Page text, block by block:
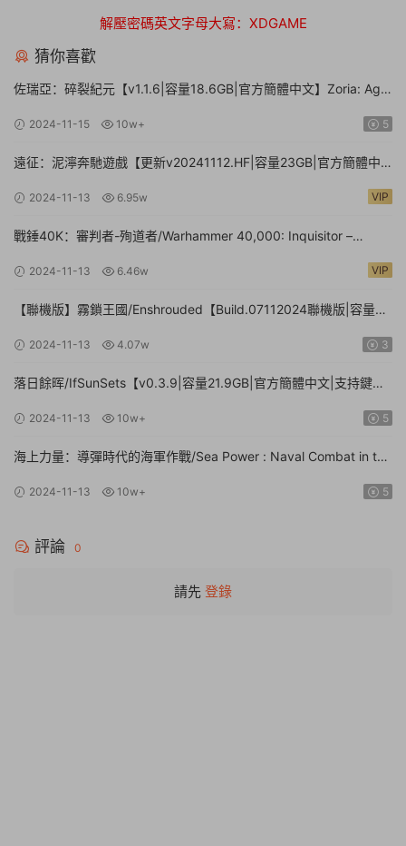
解壓密碼英文字母大寫：XDGAME
猜你喜歡
佐瑞亞：碎裂紀元【v1.1.6|容量18.6GB|官方簡體中文】Zoria: Age
2024-11-15 10w+ 5
遠征：泥濘奔馳遊戲【更新v20241112.HF|容量23GB|官方簡體中
2024-11-13 6.95w VIP
戰錘40K：審判者-殉道者/Warhammer 40,000: Inquisitor –
2024-11-13 6.46w VIP
【聯機版】霧鎖王國/Enshrouded【Build.07112024聯機版|容量
2024-11-13 4.07w 3
落日餘晖/IfSunSets【v0.3.9|容量21.9GB|官方簡體中文|支持鍵盤.
2024-11-13 10w+ 5
海上力量：導彈時代的海軍作戰/Sea Power : Naval Combat in the
鼠标】
2024-11-13 10w+ 5
評論 0
請先 登錄